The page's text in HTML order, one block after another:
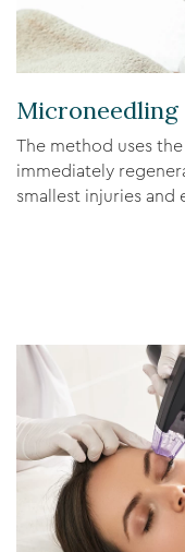
Microneedling
The method uses
immediately
smallest injuries and